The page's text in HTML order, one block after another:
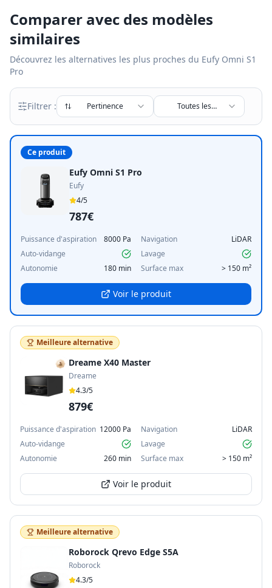
Comparer avec des modèles
similaires
Découvrez les alternatives les plus proches du Eufy Omni S1
Pro
Filtrer : Pertinence
Toutes les
marques
Ce produit
Eufy Omni S1 Pro
Eufy
4/5
787€
Puissance d'aspiration 8000 Pa Navigation
LiDAR
Auto-vidange
Lavage
Autonomie
180 min Surface max > 150 m²
Voir le produit
Meilleure alternative
Dreame X40 Master
Dreame
4.3/5
879€
Puissance d'aspiration 12000 Pa Navigation
LiDAR
Auto-vidange
Lavage
Autonomie
260 min Surface max > 150 m²
Voir le produit
Meilleure alternative
Roborock Qrevo Edge S5A
Roborock
4.3/5